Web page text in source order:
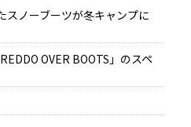
スノーブーツが冬キャンプに
OVER BOOTS」のスペ